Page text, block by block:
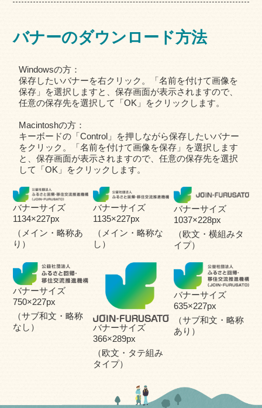
バナーのダウンロード方法
Windowsの方：
保存したいバナーを右クリック。「名前を付けて画像を
保存」を選択しますと、保存画面が表示されますので、
任意の保存先を選択して「OK」をクリックします。
Macintoshの方：
キーボードの「Control」を押しながら保存したいバナー
をクリック。「名前を付けて画像を保存」を選択します
と、保存画面が表示されますので、任意の保存先を選択
して「OK」をクリックします。
バナーサイズ
1134×227px
（メイン・略称あ
り）
バナーサイズ
1135×227px
（メイン・略称な
し）
バナーサイズ
1037×228px
（欧文・横組みタ
イプ）
バナーサイズ
750×227px
（サブ和文・略称
なし）
バナーサイズ
366×289px
（欧文・タテ組み
タイプ）
バナーサイズ
635×227px
（サブ和文・略称
あり）